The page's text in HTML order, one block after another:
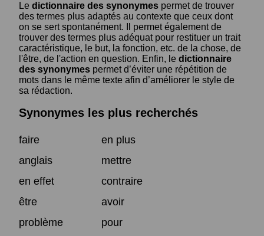
Le dictionnaire des synonymes permet de trouver
des termes plus adaptés au contexte que ceux dont
on se sert spontanément. Il permet également de
trouver des termes plus adéquat pour restituer un trait
caractéristique, le but, la fonction, etc. de la chose, de
l'être, de l'action en question. Enfin, le dictionnaire
des synonymes permet d’éviter une répétition de
mots dans le même texte afin d’améliorer le style de
sa rédaction.
Synonymes les plus recherchés
faire
en plus
anglais
mettre
en effet
contraire
être
avoir
problème
pour